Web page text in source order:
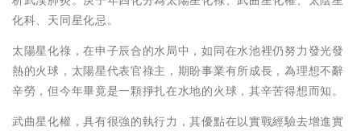
化科、天同星化忌。
太陽星化祿，在申子辰合的水局中，如同在水池裡仍努力發光發
熱的火球，太陽星代表官祿主，期盼事業有所成長，為理想不辭
辛勞，但今年畢竟是一顆掙扎在水地的火球，其辛苦得想而知。
武曲星化權，具有很強的執行力，其優點在以實戰經驗去增進實